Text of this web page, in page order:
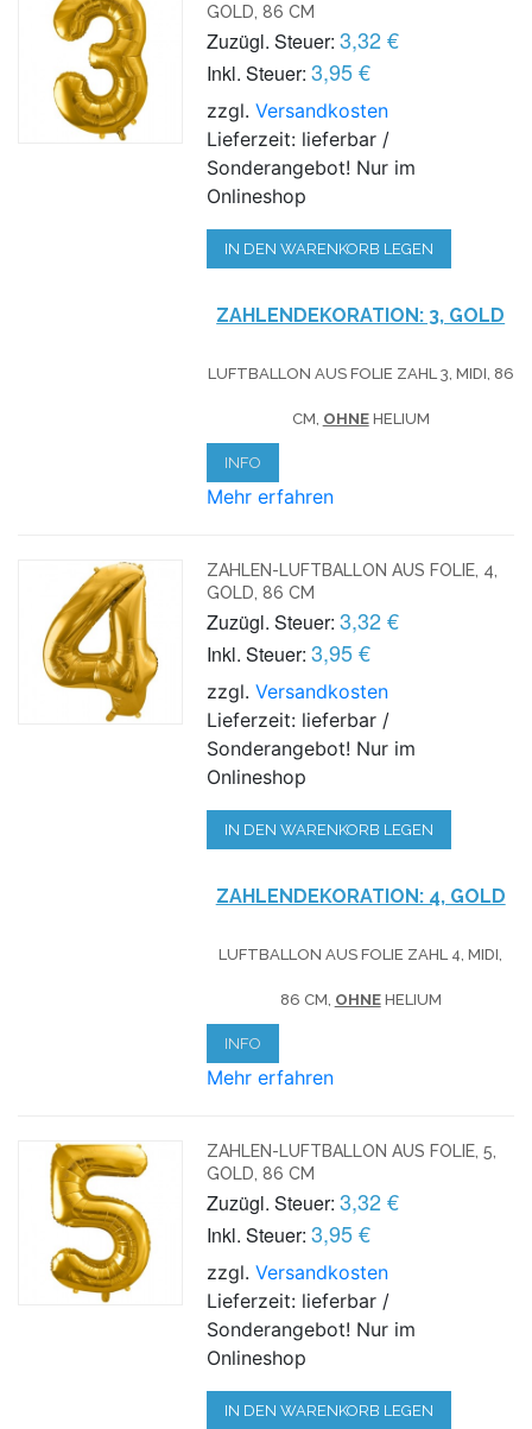
GOLD, 86 CM
Zuzügl. Steuer: 3,32 €
Inkl. Steuer: 3,95 €
zzgl.Versandkosten
Lieferzeit: lieferbar /
Sonderangebot! Nur im
Onlineshop
IN DEN WARENKORB LEGEN
ZAHLENDEKORATION: 3, GOLD
LUFTBALLON AUS FOLIE ZAHL 3, MIDI, 86
CM, OHNEHELIUM
INFO
Mehr erfahren
ZAHLEN-LUFTBALLON AUS FOLIE, 4,
GOLD, 86 CM
Zuzügl. Steuer: 3,32 €
Inkl. Steuer: 3,95 €
zzgl.Versandkosten
Lieferzeit: lieferbar /
Sonderangebot! Nur im
Onlineshop
IN DEN WARENKORB LEGEN
ZAHLENDEKORATION: 4, GOLD
LUFTBALLON AUS FOLIE ZAHL 4, MIDI,
86 CM, OHNEHELIUM
INFO
Mehr erfahren
ZAHLEN-LUFTBALLON AUS FOLIE, 5,
GOLD, 86 CM
Zuzügl. Steuer: 3,32 €
Inkl. Steuer: 3,95 €
zzgl.Versandkosten
Lieferzeit: lieferbar /
Sonderangebot! Nur im
Onlineshop
IN DEN WARENKORB LEGEN